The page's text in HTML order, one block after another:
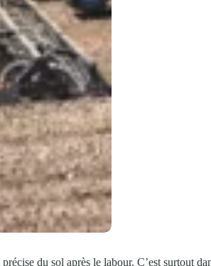
du sol après le labour. C’est surtout